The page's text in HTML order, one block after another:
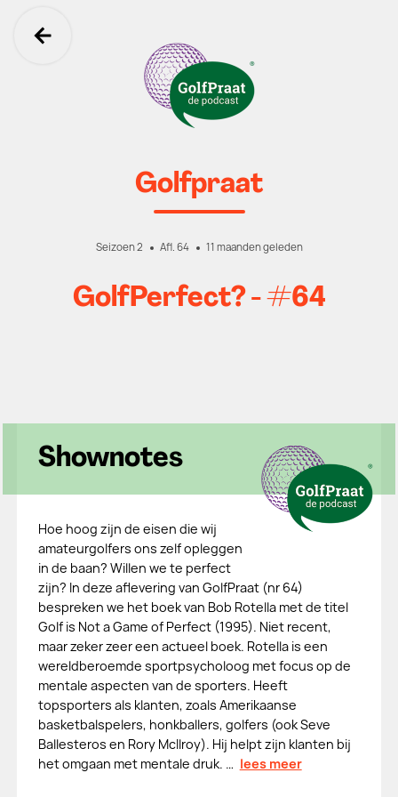
Ga terug
Golfpraat
Seizoen 2 Afl. 64 11 maanden geleden
GolfPerfect? - #64
Shownotes
Hoe hoog zijn de eisen die wij
amateurgolfers ons zelf opleggen
in de baan? Willen we te perfect
zijn? In deze aflevering van GolfPraat (nr 64)
bespreken we het boek van Bob Rotella met de titel
Golf is Not a Game of Perfect (1995). Niet recent,
maar zeker zeer een actueel boek. Rotella is een
wereldberoemde sportpsycholoog met focus op de
mentale aspecten van de sporters. Heeft
topsporters als klanten, zoals Amerikaanse
basketbalspelers, honkballers, golfers (ook Seve
Ballesteros en Rory McIlroy). Hij helpt zijn klanten bij
het omgaan met mentale druk. … lees meer